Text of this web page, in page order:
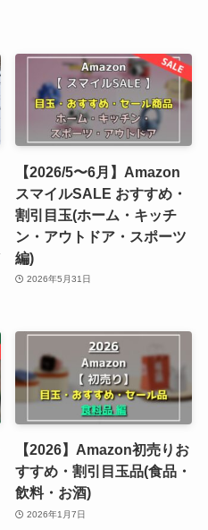
【2026/5〜6月】Amazon
スマイルSALE おすすめ・
割引目玉(ホーム・キッチ
ン・アウトドア・スポーツ
編)
2026年5月31日
【2026】Amazon初売りお
すすめ・割引目玉品(食品・
飲料・お酒)
2026年1月7日